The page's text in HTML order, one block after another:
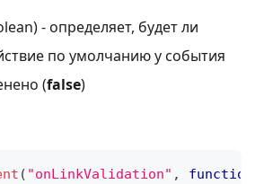
- определяет, будет ли
по умолчанию у события
(false)
( "onLinkValidation" , function